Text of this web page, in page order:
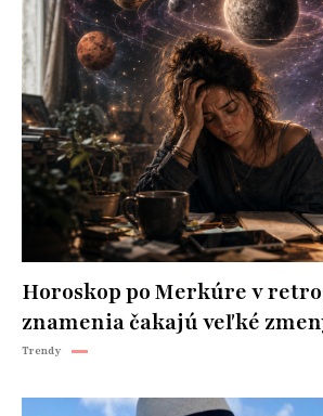
Horoskop po Merkúre v
znamenia čakajú veľké
Trendy